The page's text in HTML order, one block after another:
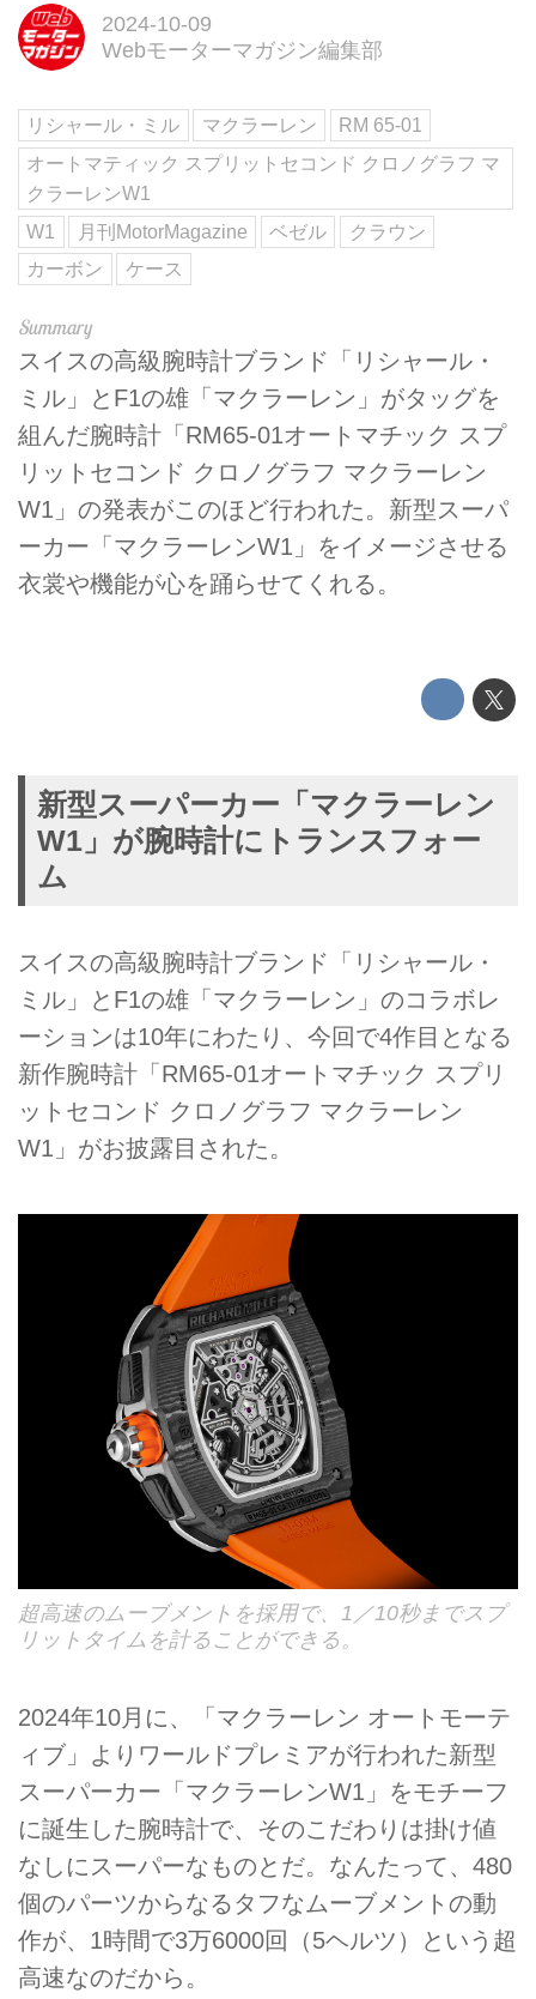
2024-10-09
Webモーターマガジン編集部
リシャール・ミル マクラーレン
RM 65-01
オートマティック スプリットセコンド クロノグラフ マ
クラーレンW1
W1
月刊MotorMagazine ベゼル
クラウン
カーボン
ケース
スイスの高級腕時計ブランド「リシャール・
ミル」とF1の雄「マクラーレン」がタッグを
組んだ腕時計「RM65-01オートマチック スプ
リットセコンド クロノグラフ マクラーレン
W1」の発表がこのほど行われた。新型スーパ
ーカー「マクラーレンW1」をイメージさせる
衣裳や機能が心を踊らせてくれる。
新型スーパーカー「マクラーレン
W1」が腕時計にトランスフォー
ム
スイスの高級腕時計ブランド「リシャール・
ミル」とF1の雄「マクラーレン」のコラボレ
ーションは10年にわたり、今回で4作目となる
新作腕時計「RM65-01オートマチック スプリ
ットセコンド クロノグラフ マクラーレン
W1」がお披露目された。
超高速のムーブメントを採用で、1／10秒までスプ
リットタイムを計ることができる。
2024年10月に、「マクラーレン オートモーテ
ィブ」よりワールドプレミアが行われた新型
スーパーカー「マクラーレンW1」をモチーフ
に誕生した腕時計で、そのこだわりは掛け値
なしにスーパーなものとだ。なんたって、480
個のパーツからなるタフなムーブメントの動
作が、1時間で3万6000回（5ヘルツ）という超
高速なのだから。